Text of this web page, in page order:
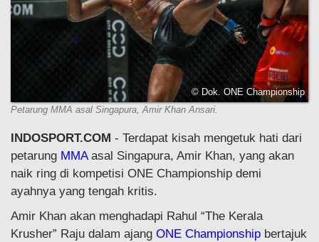
© Dok. ONE Championship
Petarung MMA asal Singapura, Amir Khan Ansari.
INDOSPORT.COM - Terdapat kisah mengetuk hati dari
petarung MMAasal Singapura, Amir Khan, yang akan
naik ring di kompetisi ONE Championship demi
ayahnya yang tengah kritis.
Amir Khan akan menghadapi Rahul “The Kerala
Krusher” Raju dalam ajang ONE Championship bertajuk